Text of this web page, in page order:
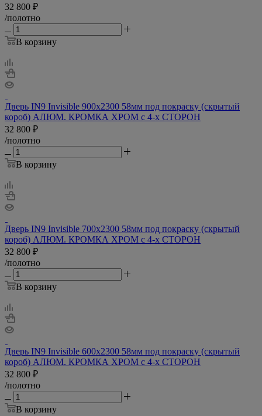
32 800 ₽
/полотно
В корзину
Дверь IN9 Invisible 900х2300 58мм под покраску (скрытый
короб) АЛЮМ. КРОМКА ХРОМ с 4-х СТОРОН
32 800 ₽
/полотно
В корзину
Дверь IN9 Invisible 700х2300 58мм под покраску (скрытый
короб) АЛЮМ. КРОМКА ХРОМ с 4-х СТОРОН
32 800 ₽
/полотно
В корзину
Дверь IN9 Invisible 600х2300 58мм под покраску (скрытый
короб) АЛЮМ. КРОМКА ХРОМ с 4-х СТОРОН
32 800 ₽
/полотно
В корзину